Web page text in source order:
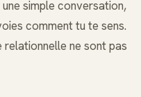
simple conversation,
comment tu te sens.
relationnelle ne sont pas